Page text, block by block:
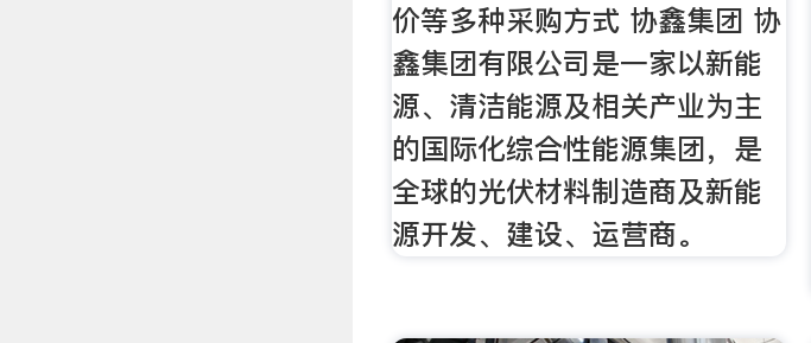
价等多种采购方式 协鑫集团 协
鑫集团有限公司是一家以新能
源、清洁能源及相关产业为主
的国际化综合性能源集团，是
全球的光伏材料制造商及新能
源开发、建设、运营商。